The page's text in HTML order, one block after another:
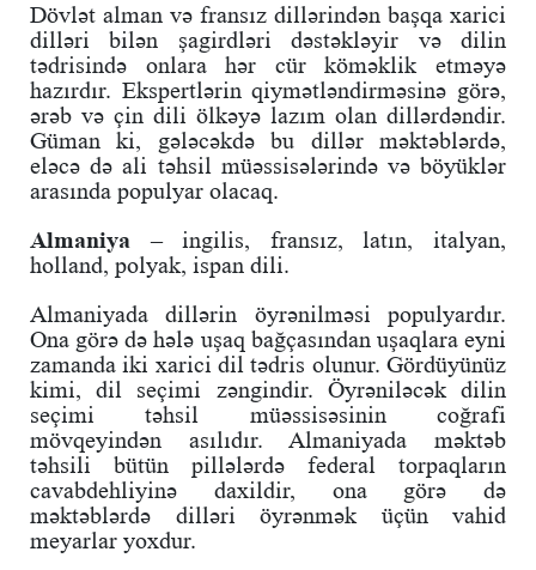
Dövlət alman və fransız dillərindən başqa xarici
dilləri bilən şagirdləri dəstəkləyir və dilin
tədrisində onlara hər cür köməklik etməyə
hazırdır. Ekspertlərin qiymətləndirməsinə görə,
ərəb və çin dili ölkəyə lazım olan dillərdəndir.
Güman ki, gələcəkdə bu dillər məktəblərdə,
eləcə də ali təhsil müəssisələrində və böyüklər
arasında populyar olacaq.
Almaniya – ingilis, fransız, latın, italyan,
holland, polyak, ispan dili.
Almaniyada dillərin öyrənilməsi populyardır.
Ona görə də hələ uşaq bağçasından uşaqlara eyni
zamanda iki xarici dil tədris olunur. Gördüyünüz
kimi, dil seçimi zəngindir. Öyrəniləcək dilin
seçimi təhsil müəssisəsinin coğrafi
mövqeyindən asılıdır. Almaniyada məktəb
təhsili bütün pillələrdə federal torpaqların
cavabdehliyinə daxildir, ona görə də
məktəblərdə dilləri öyrənmək üçün vahid
meyarlar yoxdur.